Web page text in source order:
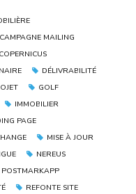
CAMPAGNE MAILING
COPERNICUS
DÉLIVRABILITÉ
GOLF
IMMOBILIER
PAGE
MISE À JOUR
NEREUS
POSTMARKAPP
REFONTE SITE